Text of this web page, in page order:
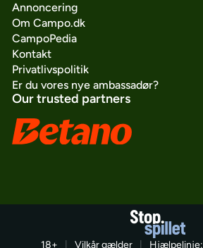
Annoncering
Om Campo.dk
CampoPedia
Kontakt
Privatlivspolitik
Er du vores nye ambassadør?
Our trusted partners
18+ Vilkår gælder Hjælpelinje: